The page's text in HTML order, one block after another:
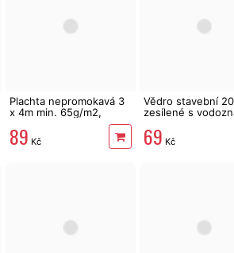
Plachta nepromokavá 3
x 4m min. 65g/m2,
89 Kč
Vědro stavební
zesílené s
69 Kč